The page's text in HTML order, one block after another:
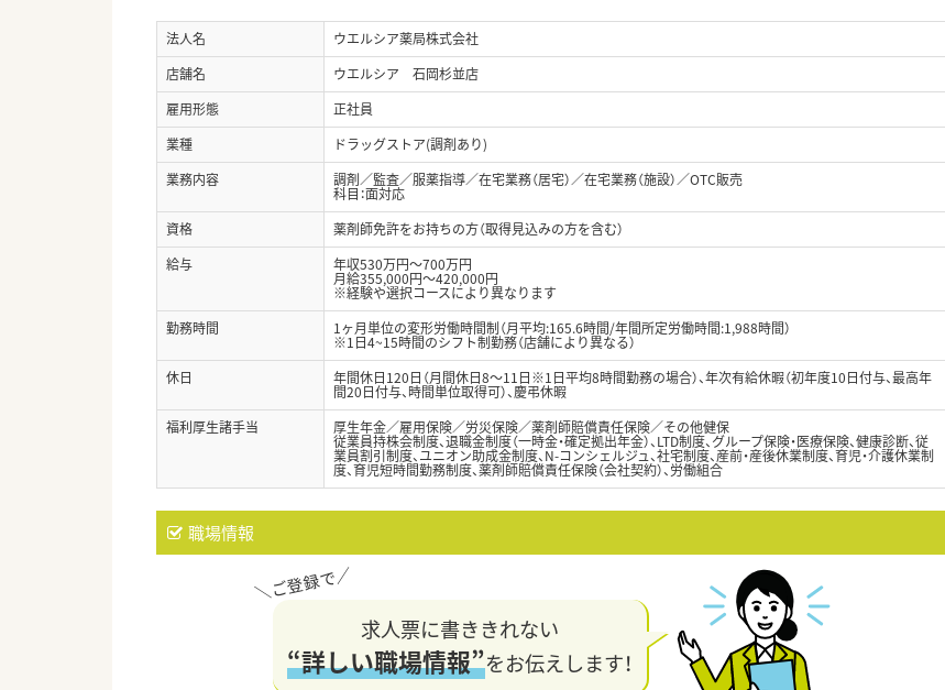
法人名
ウエルシア薬局株式会社
店舗名
ウエルシア 石岡杉並店
雇用形態
正社員
業種
ドラッグストア(調剤あり)
業務内容
調剤／監査／服薬指導／在宅業務（居宅）／在宅業務（施設）／OTC販売
科目：面対応
資格
薬剤師免許をお持ちの方（取得見込みの方を含む）
給与
年収530万円～700万円
月給355,000円～420,000円
※経験や選択コースにより異なります
勤務時間
1ヶ月単位の変形労働時間制（月平均:165.6時間/年間所定労働時間:1,988時間）
※1日4~15時間のシフト制勤務（店舗により異なる）
休日
年間休日120日（月間休日8～11日※1日平均8時間勤務の場合）、年次有給休暇（初年度10日付与、最高年
間20日付与、時間単位取得可）、慶弔休暇
福利厚生諸手当
厚生年金／雇用保険／労災保険／薬剤師賠償責任保険／その他健保
従業員持株会制度、退職金制度（一時金・確定拠出年金）、LTD制度、グループ保険・医療保険、健康診断、従
業員割引制度、ユニオン助成金制度、N-コンシェルジュ、社宅制度、産前・産後休業制度、育児・介護休業制
度、育児短時間勤務制度、薬剤師賠償責任保険（会社契約）、労働組合
職場情報
求人票に書ききれない
“詳しい職場情報”をお伝えします！